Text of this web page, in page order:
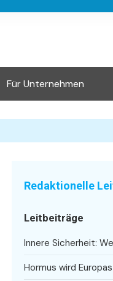
Für Unternehmen
Redaktionelle
Leitbeiträge
Innere Sicherheit:
Hormus wird